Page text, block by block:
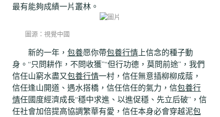
最有能夠成績一片叢林。
圖源：視覺中國
新的一年， 包養愿你帶包養行情 上信念的種子動
身。“只問耕作，不問收獲”“但行功德，莫問前途”，我們
信任山窮水盡又包養行情一村，信任無意插柳柳成蔭，
信任逢山開道、遇水搭橋，信任信任的氣力，信包養行
情任國度經濟成長“穩中求進、以進促穩、先立后破”，信
任社會加倍提高協調繁華有愛，信任本身必會穿越泥包